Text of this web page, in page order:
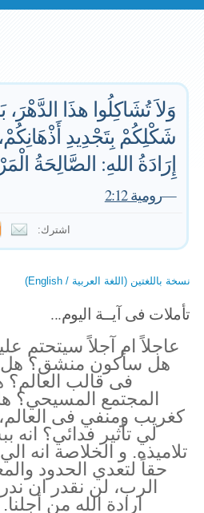
وَلاَ تُشَاكِلُوا هذَا
شَكْلِكُمْ بِتَجْدِيدِ
إِرَادَةُ اللهِ: الصَّالِحَةُ
—رومية 2:12
اشترك:
نسخة باللغتين (اللغة العربية / English)
تأملات فى آيــة اليوم...
عاجلاً ام آجلاً سيتحتم
هل سأكون منشق؟
فى قالب
المجتمع المسيحي؟
كغريب ومنفي فى
لي تأثير فدائي؟ انه
تلاميذه. و الخلاصة انه
حقاً لتعدي الحدود
الرب، لن نقدر ان
ارادة الله من